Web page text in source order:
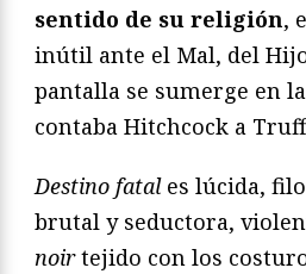
sentido de su religión,
inútil ante el Mal, del
pantalla se sumerge en
contaba Hitchcock a
Destino fatales lúcida,
brutal y seductora,
noirtejido con los